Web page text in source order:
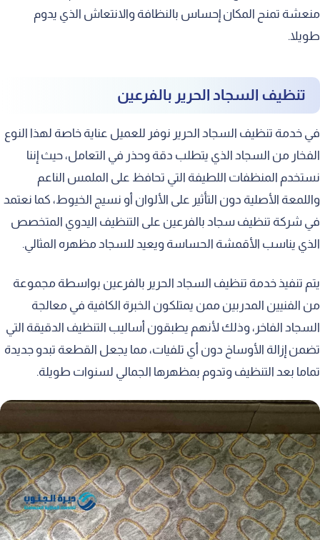
منعشة تمنح المكان إحساس بالنظافة والانتعاش الذي يدوم
طويلا.
تنظيف السجاد الحرير بالفرعين
في خدمة تنظيف السجاد الحرير نوفر للعميل عناية خاصة لهذا النوع
الفخار من السجاد الذي يتطلب دقة وحذر في التعامل، حيث إننا
نستخدم المنظفات اللطيفة التي تحافظ على الملمس الناعم
واللمعة الأصلية دون التأثير على الألوان أو نسيج الخيوط، كما نعتمد
في شركة تنظيف سجاد بالفرعين على التنظيف اليدوي المتخصص
الذي يناسب الأقمشة الحساسة ويعيد للسجاد مظهره المثالي.
يتم تنفيذ خدمة تنظيف السجاد الحرير بالفرعين بواسطة مجموعة
من الفنيين المدربين ممن يمتلكون الخبرة الكافية في معالجة
السجاد الفاخر، وذلك لأنهم يطبقون أساليب التنظيف الدقيقة التي
تضمن إزالة الأوساخ دون أي تلفيات، مما يجعل القطعة تبدو جديدة
تماما بعد التنظيف وتدوم بمظهرها الجمالي لسنوات طويلة.